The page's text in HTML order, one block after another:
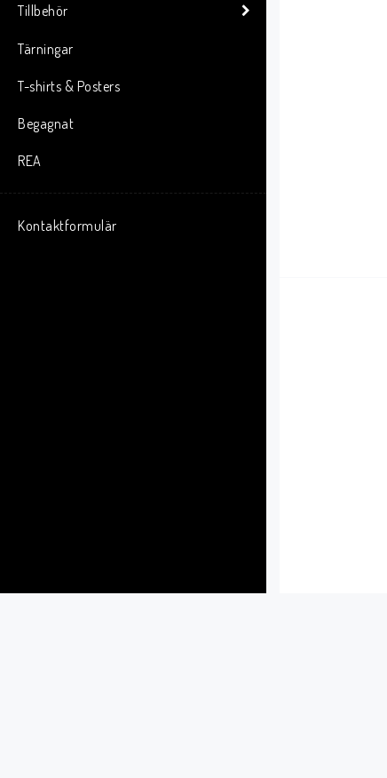
Tillbehör
Tärningar
T-shirts & Posters
Begagnat
REA
Kontaktformulär